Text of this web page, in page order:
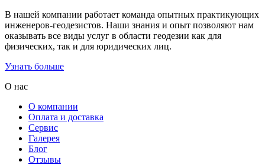
В нашей компании работает команда опытных практикующих
инженеров-геодезистов. Наши знания и опыт позволяют нам
оказывать все виды услуг в области геодезии как для
физических, так и для юридических лиц.
Узнать больше
О нас
О компании
Оплата и доставка
Сервис
Галерея
Блог
Отзывы